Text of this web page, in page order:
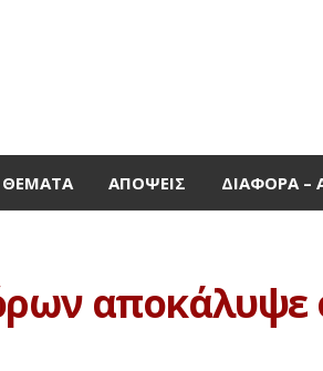
ΘΈΜΑΤΑ ΑΠΌΨΕΙΣ ΔΙΆΦΟΡΑ –
αποκάλυψε